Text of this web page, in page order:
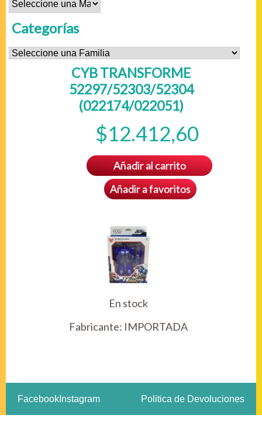
Categorías
CYB TRANSFORME
52297/52303/52304
(022174/022051)
$12.412,60
Añadir al carrito
Añadir a favoritos
En stock
Fabricante: IMPORTADA
Facebook Instagram Politica de Devoluciones